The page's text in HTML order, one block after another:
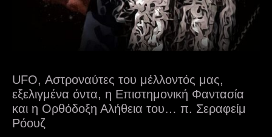
UFO, Αστροναύτες του μέλλοντός μας,
εξελιγμένα όντα, η Επιστημονική Φαντασία
και η Ορθόδοξη Αλήθεια του… π. Σεραφείμ
Ρόουζ